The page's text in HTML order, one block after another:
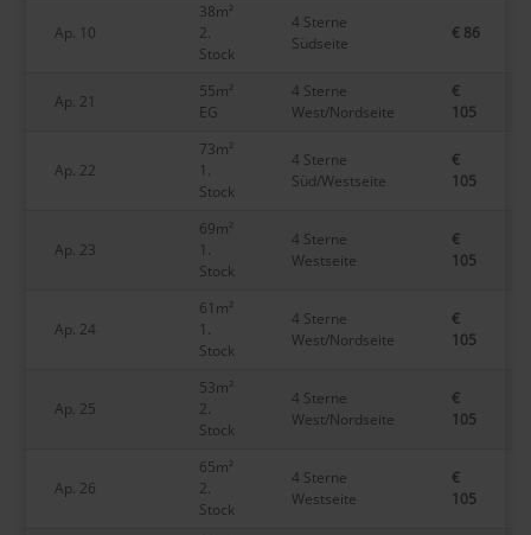
Ap. 10
38m²
2.
Stock
4 Sterne
Südseite
€ 86
Ap. 21
55m²
EG
4 Sterne
West/Nordseite
€
105
Ap. 22
73m²
1.
Stock
4 Sterne
Süd/Westseite
€
105
Ap. 23
69m²
1.
Stock
4 Sterne
Westseite
€
105
Ap. 24
61m²
1.
Stock
4 Sterne
West/Nordseite
€
105
Ap. 25
53m²
2.
Stock
4 Sterne
West/Nordseite
€
105
Ap. 26
65m²
2.
Stock
4 Sterne
Westseite
€
105